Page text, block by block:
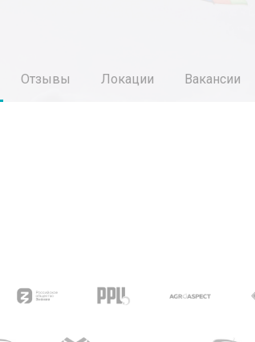
Отзывы Локации Вакансии